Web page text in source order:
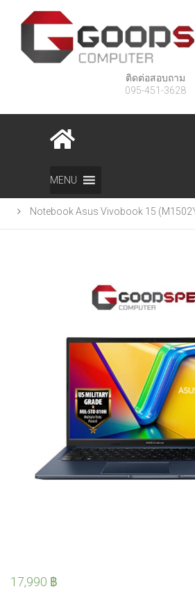
ติดต่อสอบถาม
095-451-3628
MENU
สินค้า
Notebook Asus Vivobook 15
17,990 ฿